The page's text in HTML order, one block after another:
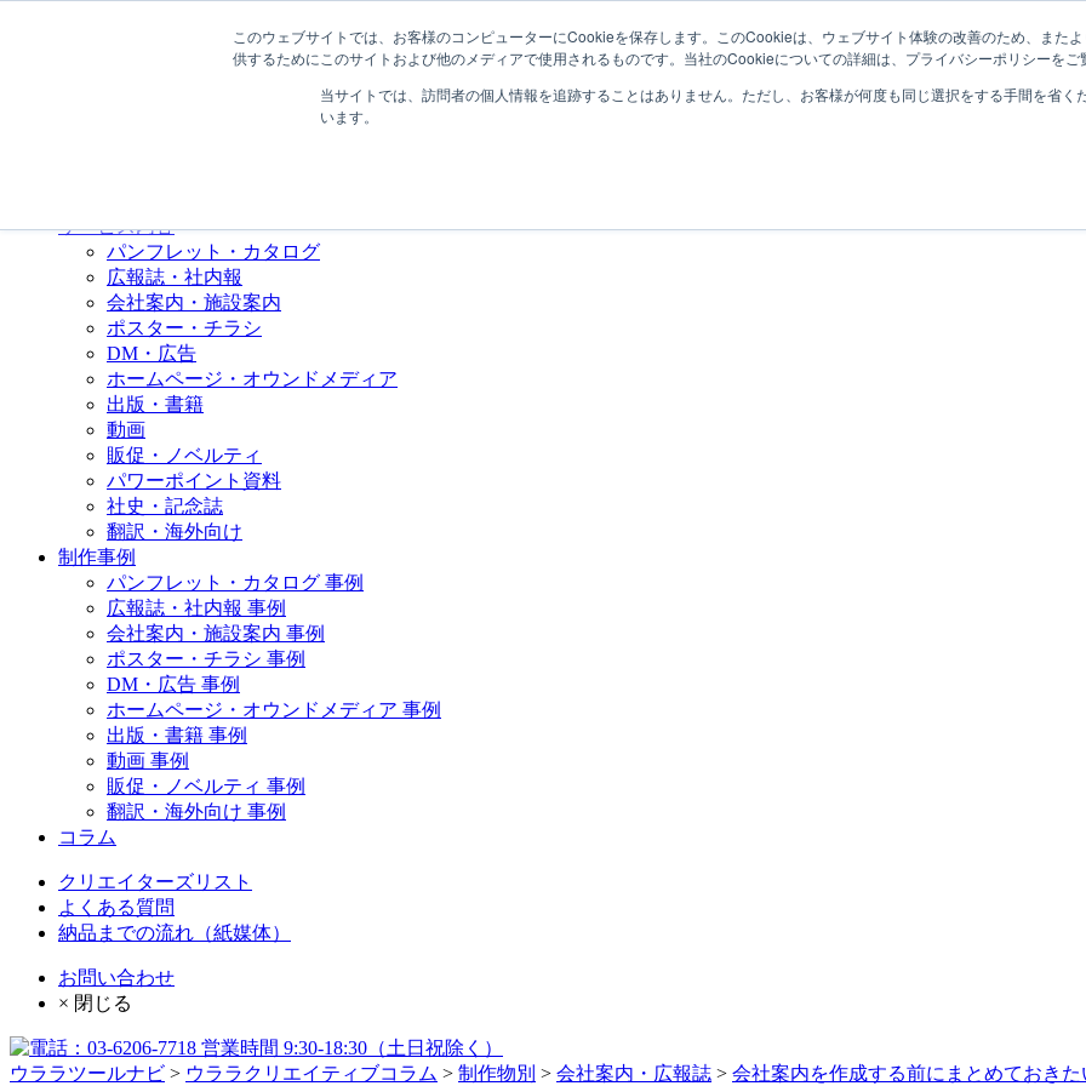
このウェブサイトでは、お客様のコンピューターにCookieを保存します。このCookieは、ウェブサイト体験の改善のため、また
供するためにこのサイトおよび他のメディアで使用されるものです。当社のCookieについての詳細は、プライバシーポリシーをご
当サイトでは、訪問者の個人情報を追跡することはありません。ただし、お客様が何度も同じ選択をする手間を省く
います。
サービス内容
パンフレット・カタログ
広報誌・社内報
会社案内・施設案内
ポスター・チラシ
DM・広告
ホームページ・オウンドメディア
出版・書籍
動画
販促・ノベルティ
パワーポイント資料
社史・記念誌
翻訳・海外向け
制作事例
パンフレット・カタログ 事例
広報誌・社内報 事例
会社案内・施設案内 事例
ポスター・チラシ 事例
DM・広告 事例
ホームページ・オウンドメディア 事例
出版・書籍 事例
動画 事例
販促・ノベルティ 事例
翻訳・海外向け 事例
コラム
クリエイターズリスト
よくある質問
納品までの流れ（紙媒体）
お問い合わせ
× 閉じる
ウララツールナビ > ウララクリエイティブコラム > 制作物別 > 会社案内・広報誌 > 会社案内を作成する前にまとめておきた